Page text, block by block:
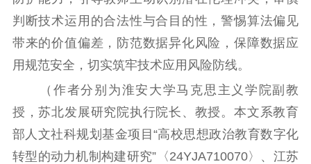
判断技术运用的合法性与合目的性，警惕算法偏见
带来的价值偏差，防范数据异化风险，保障数据应
用规范安全，切实筑牢技术应用风险防线。
（作者分别为淮安大学马克思主义学院副教
授，苏北发展研究院执行院长、教授。本文系教育
部人文社科规划基金项目“高校思想政治教育数字化
转型的动力机制构建研究”〈24YJA710070〉、江苏